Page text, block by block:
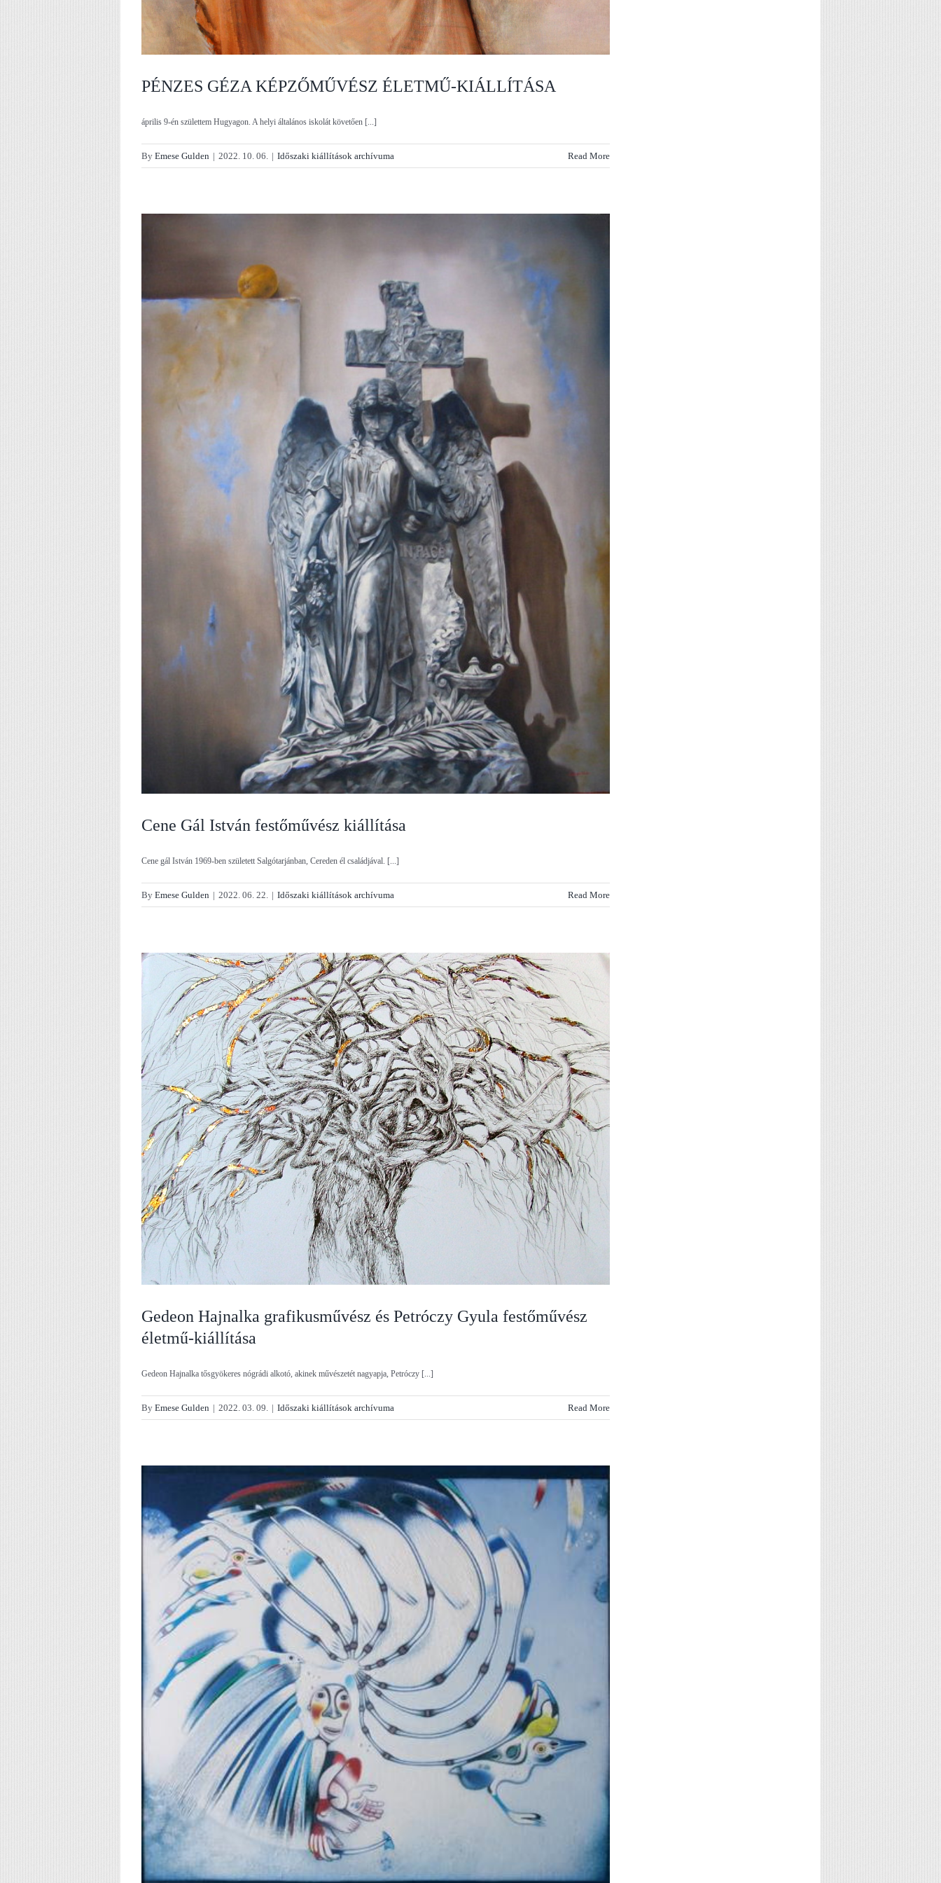
PÉNZES GÉZA KÉPZŐMŰVÉSZ ÉLETMŰ-KIÁLLÍTÁSA
április 9-én születtem Hugyagon. A helyi általános iskolát követően [...]
By Emese Gulden | 2022. 10. 06. | Időszaki kiállítások archívuma Read More
Cene Gál István festőművész kiállítása
Cene gál István 1969-ben született Salgótarjánban, Cereden él családjával. [...]
By Emese Gulden | 2022. 06. 22. | Időszaki kiállítások archívuma Read More
Gedeon Hajnalka grafikusművész és Petróczy Gyula festőművész
életmű-kiállítása
Gedeon Hajnalka tősgyökeres nógrádi alkotó, akinek művészetét nagyapja, Petróczy [...]
By Emese Gulden | 2022. 03. 09. | Időszaki kiállítások archívuma Read More